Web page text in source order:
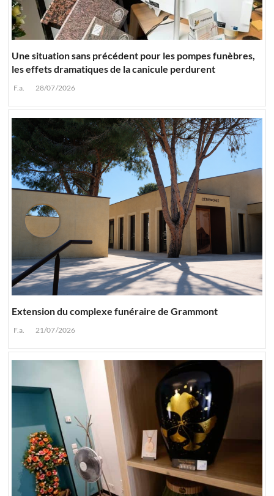
Une situation sans précédent pour les pompes funèbres,
les effets dramatiques de la canicule perdurent
F.a. 28/07/2026
Extension du complexe funéraire de Grammont
F.a. 21/07/2026